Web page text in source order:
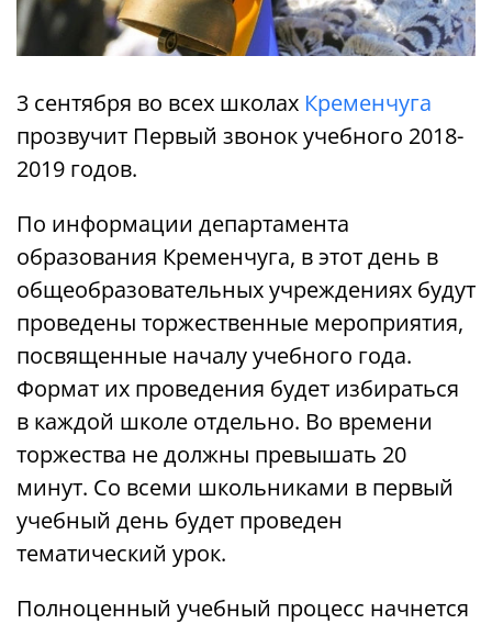
3 сентября во всех школах Кременчуга
прозвучит Первый звонок учебного 2018-
2019 годов.
По информации департамента
образования Кременчуга, в этот день в
общеобразовательных учреждениях будут
проведены торжественные мероприятия,
посвященные началу учебного года.
Формат их проведения будет избираться
в каждой школе отдельно. Во времени
торжества не должны превышать 20
минут. Со всеми школьниками в первый
учебный день будет проведен
тематический урок.
Полноценный учебный процесс начнется